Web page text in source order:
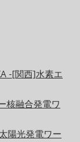
-[関西]水素エ
核融合発電ワ
陽光発電ワー